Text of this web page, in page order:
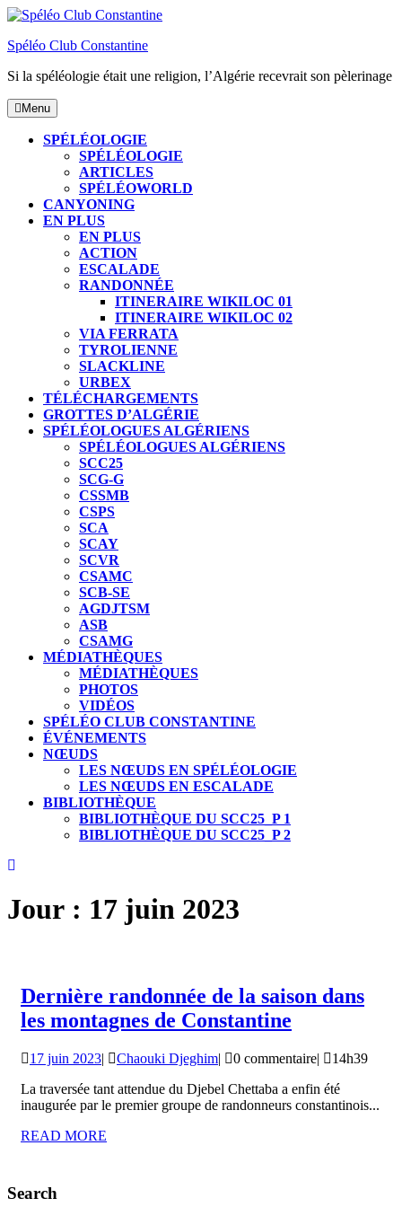
Skip
content
Spéléo Club Constantine
Si la spéléologie était une religion, l’Algérie recevrait son pèlerinage
MenuMenu
SPÉLÉOLOGIE
SPÉLÉOLOGIE
ARTICLES
SPÉLÉOWORLD
CANYONING
EN PLUS
EN PLUS
ACTION
ESCALADE
RANDONNÉE
ITINERAIRE WIKILOC 01
ITINERAIRE WIKILOC 02
VIA FERRATA
TYROLIENNE
SLACKLINE
URBEX
TÉLÉCHARGEMENTS
GROTTES D’ALGÉRIE
SPÉLÉOLOGUES ALGÉRIENS
SPÉLÉOLOGUES ALGÉRIENS
SCC25
SCG-G
CSSMB
CSPS
SCA
SCAY
SCVR
CSAMC
SCB-SE
AGDJTSM
ASB
CSAMG
MÉDIATHÈQUES
MÉDIATHÈQUES
PHOTOS
VIDÉOS
SPÉLÉO CLUB CONSTANTINE
ÉVÉNEMENTS
NŒUDS
LES NŒUDS EN SPÉLÉOLOGIE
LES NŒUDS EN ESCALADE
BIBLIOTHÈQUE
BIBLIOTHÈQUE DU SCC25_P 1
BIBLIOTHÈQUE DU SCC25_P 2
Jour : 17 juin 2023
Dernière randonnée de la saison dans
les montagnes de Constantine
de
la
saison
17 juin 202317
2023
| Chaouki DjeghimChaouki
| 0 commentaire|
14h39
La traversée tant attendue du Djebel Chettaba a enfin été
inaugurée par le premier groupe de randonneurs constantinois...
READ MORE
Search